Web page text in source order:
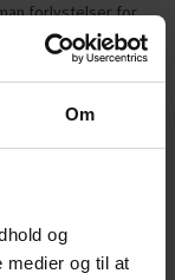
Om
og
medier og til at
forlystelser for
i Grenaa
mindst pingviner